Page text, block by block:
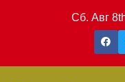
Сб. Авг